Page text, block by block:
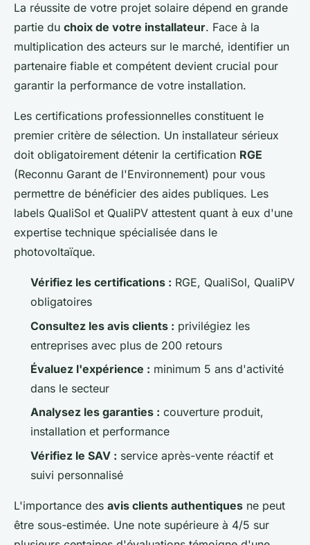
La réussite de votre projet solaire dépend en grande
partie du choix de votre installateur. Face à la
multiplication des acteurs sur le marché, identifier un
partenaire fiable et compétent devient crucial pour
garantir la performance de votre installation.
Les certifications professionnelles constituent le
premier critère de sélection. Un installateur sérieux
doit obligatoirement détenir la certification RGE
(Reconnu Garant de l'Environnement) pour vous
permettre de bénéficier des aides publiques. Les
labels QualiSol et QualiPV attestent quant à eux d'une
expertise technique spécialisée dans le
photovoltaïque.
Vérifiez les certifications : RGE, QualiSol, QualiPV
obligatoires
Consultez les avis clients : privilégiez les
entreprises avec plus de 200 retours
Évaluez l'expérience : minimum 5 ans d'activité
dans le secteur
Analysez les garanties : couverture produit,
installation et performance
Vérifiez le SAV : service après-vente réactif et
suivi personnalisé
L'importance des avis clients authentiques ne peut
être sous-estimée. Une note supérieure à 4/5 sur